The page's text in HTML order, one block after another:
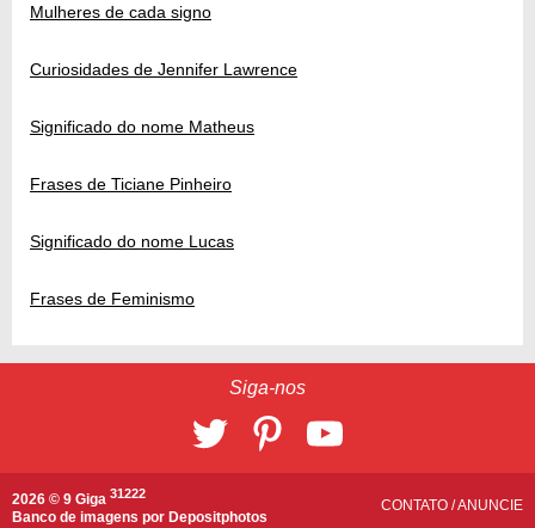
Mulheres de cada signo
Curiosidades de Jennifer Lawrence
Significado do nome Matheus
Frases de Ticiane Pinheiro
Significado do nome Lucas
Frases de Feminismo
Siga-nos
2026 © 9 Giga 31222
Banco de imagens por Depositphotos
CONTATO /ANUNCIE